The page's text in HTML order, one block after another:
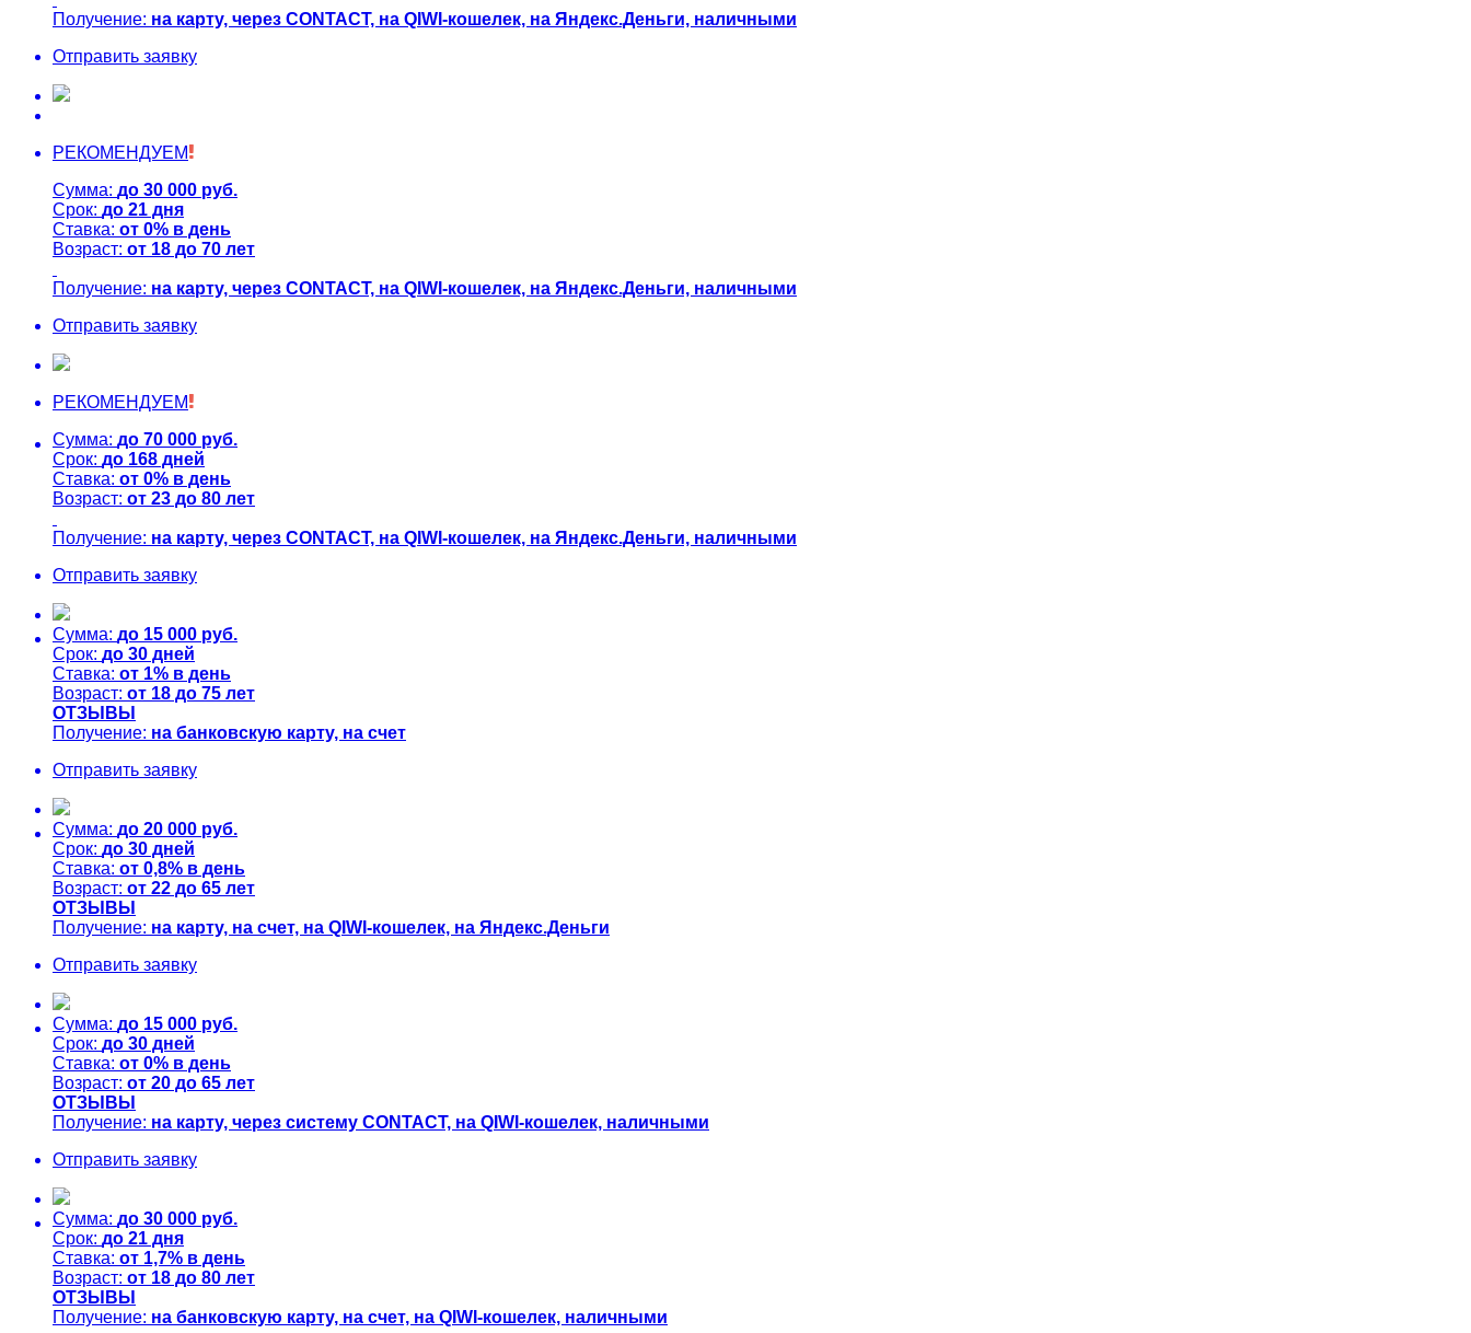
Получение: на карту, через CONTACT, на QIWI-кошелек, на Яндекс.Деньги, наличными
Отправить заявку
РЕКОМЕНДУЕМ
Сумма: до 30 000 руб.
Срок: до 21 дня
Ставка: от 0% в день
Возраст: от 18 до 70 лет
Получение: на карту, через CONTACT, на QIWI-кошелек, на Яндекс.Деньги, наличными
Отправить заявку
РЕКОМЕНДУЕМ
Сумма: до 70 000 руб.
Срок: до 168 дней
Ставка: от 0% в день
Возраст: от 23 до 80 лет
Получение: на карту, через CONTACT, на QIWI-кошелек, на Яндекс.Деньги, наличными
Отправить заявку
Сумма: до 15 000 руб.
Срок: до 30 дней
Ставка: от 1% в день
Возраст: от 18 до 75 лет
ОТЗЫВЫ
Получение: на банковскую карту, на счет
Отправить заявку
Сумма: до 20 000 руб.
Срок: до 30 дней
Ставка: от 0,8% в день
Возраст: от 22 до 65 лет
ОТЗЫВЫ
Получение: на карту, на счет, на QIWI-кошелек, на Яндекс.Деньги
Отправить заявку
Сумма: до 15 000 руб.
Срок: до 30 дней
Ставка: от 0% в день
Возраст: от 20 до 65 лет
ОТЗЫВЫ
Получение: на карту, через систему CONTACT, на QIWI-кошелек, наличными
Отправить заявку
Сумма: до 30 000 руб.
Срок: до 21 дня
Ставка: от 1,7% в день
Возраст: от 18 до 80 лет
ОТЗЫВЫ
Получение: на банковскую карту, на счет, на QIWI-кошелек, наличными